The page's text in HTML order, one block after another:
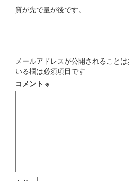
質が先で量が後です。
メールアドレスが公開されることは
いる欄は必須項目です
コメント ※